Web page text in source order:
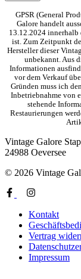
GPSR (General
Galore handelt
13.12.2024 innerhalb
ist. Zum Zeitpunkt
Hersteller dieser
unbekannt. Aus
Informationen
vor dem Verkauf
Gründen muss ich
Inbetriebnahme von
stehende
Restaurierungen
Vintage Galore
24988 Oeversee
© 2026 Vintage
Kontakt
Vertrag
Impressum